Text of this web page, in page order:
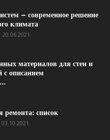
– современное решение
климата
20.06.2021
материалов для стен и
с описанием
ремонта: список
03.10.2021